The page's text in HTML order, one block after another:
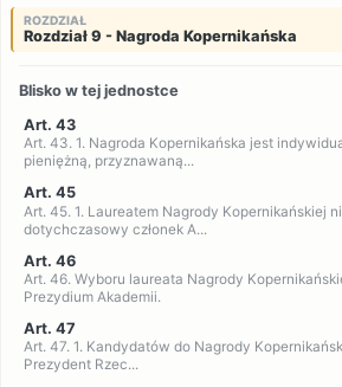
ROZDZIAŁ
Rozdział 9 - Nagroda Kopernikańska
Blisko w tej jednostce
Art. 43
Art. 43. 1. Nagroda Kopernikańska jest
pieniężną, przyznawaną...
Art. 45
Art. 45. 1. Laureatem Nagrody Kopernikańskiej
dotychczasowy członek A...
Art. 46
Art. 46. Wyboru laureata Nagrody
Prezydium Akademii.
Art. 47
Art. 47. 1. Kandydatów do Nagrody
Prezydent Rzec...